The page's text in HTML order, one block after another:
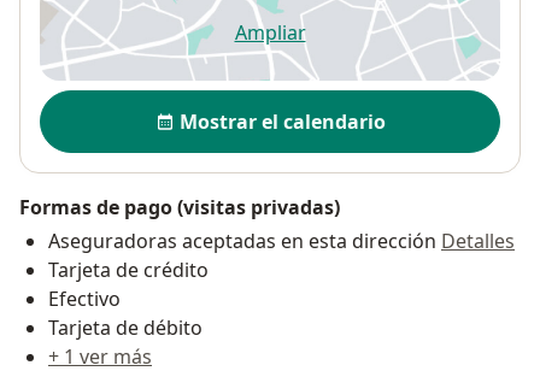
Ampliarse abre en una nueva
Disponibilidad
Mostrar el calendario
Formas de pago (visitas privadas)
Aseguradoras aceptadas en esta dirección Detalles
Tarjeta de crédito
Efectivo
Tarjeta de débito
+ 1 ver más